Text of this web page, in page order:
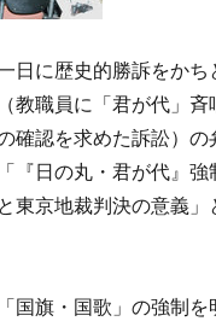
日に歴史的勝訴をかち
教職員に「君が代」斉
確認を求めた訴訟）の
『日の丸・君が代』強
東京地裁判決の意義」
国旗・国歌」の強制を